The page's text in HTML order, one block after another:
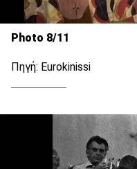
Photo 8/11
Πηγή: Eurokinissi